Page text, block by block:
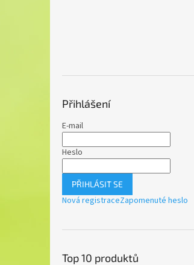
Přihlášení
E-mail
Heslo
PŘIHLÁSIT SE
Nová registraceZapomenuté heslo
Top 10 produktů